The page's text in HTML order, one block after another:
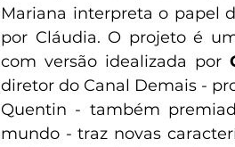
Mariana interpreta o papel
por Cláudia. O projeto é
com versão idealizada por
diretor do Canal Demais -
Quentin - também
mundo - traz novas